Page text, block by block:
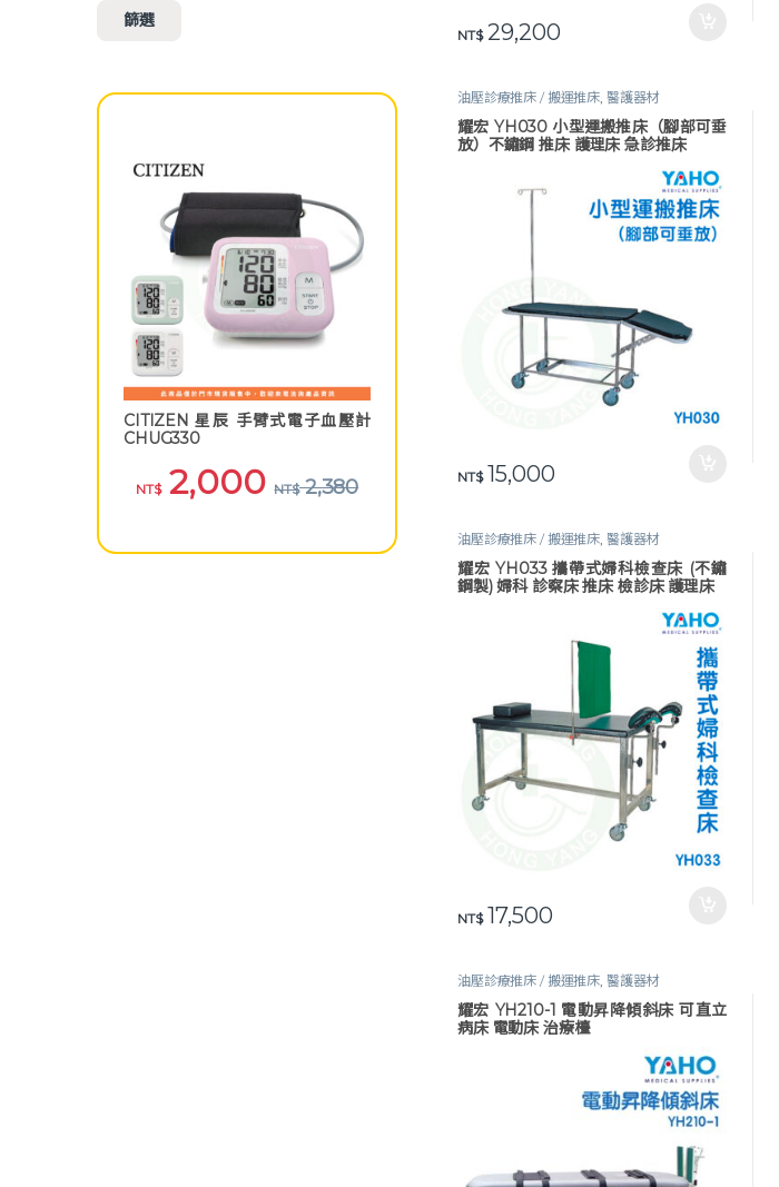
NT$29,200
油壓診療推床 / 搬運推床, 醫護器材
耀宏 YH030 小型運搬推床（腳部可垂
放）不鏽鋼 推床 護理床 急診推床
NT$15,000
油壓診療推床 / 搬運推床, 醫護器材
耀宏 YH033 攜帶式婦科檢查床 (不鏽
鋼製) 婦科 診察床 推床 檢診床 護理床
NT$17,500
油壓診療推床 / 搬運推床, 醫護器材
耀宏 YH210-1 電動昇降傾斜床 可直立
病床 電動床 治療檯
篩選
CITIZEN 星辰 手臂式電子血壓計
CHUG330
NT$2,000 NT$2,380